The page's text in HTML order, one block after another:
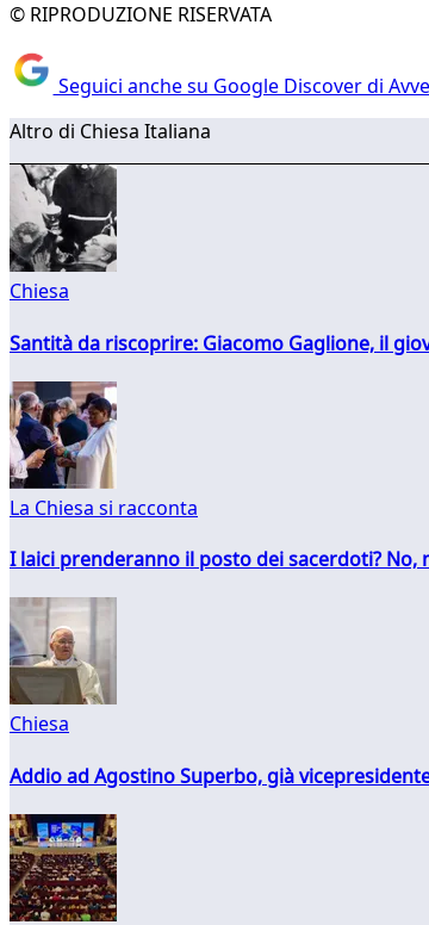
© RIPRODUZIONE RISERVATA
Seguici anche su Google Discover di
Altro di Chiesa Italiana
Chiesa
Santità da riscoprire: Giacomo Gaglione, il
La Chiesa si racconta
I laici prenderanno il posto dei sacerdoti?
Chiesa
Addio ad Agostino Superbo, già